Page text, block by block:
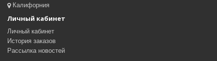
Калифорния
Личный кабинет
Личный кабинет
История заказов
Рассылка новостей